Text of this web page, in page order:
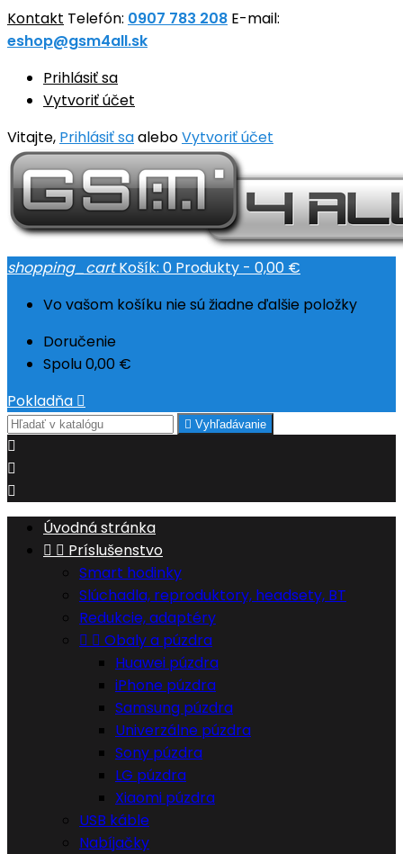
Kontakt Telefón: 0907 783 208 E-mail:
eshop@gsm4all.sk
Prihlásiť sa
Vytvoriť účet
Vitajte, Prihlásiť saaleboVytvoriť účet
shopping_cart Košík: 0 Produkty - 0,00 €
Vo vašom košíku nie sú žiadne ďalšie položky
Doručenie
Spolu0,00 €
Pokladňa 
 Vyhľadávanie



Úvodná stránka
  Príslušenstvo
Smart hodinky
Slúchadla, reproduktory, headsety, BT
Redukcie, adaptéry
  Obaly a púzdra
Huawei púzdra
iPhone púzdra
Samsung púzdra
Univerzálne púzdra
Sony púzdra
LG púzdra
Xiaomi púzdra
USB káble
Nabíjačky